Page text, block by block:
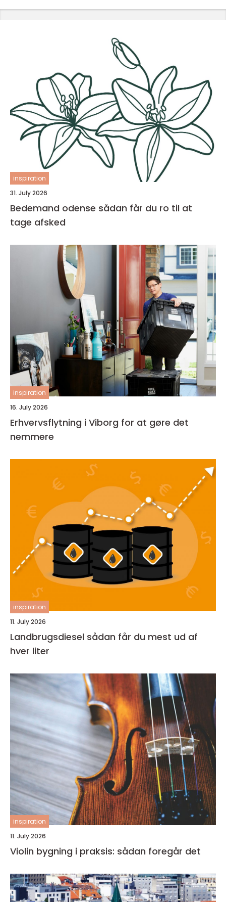
inspiration
31. July 2026
Bedemand odense sådan får du ro til at
tage afsked
inspiration
16. July 2026
Erhvervsflytning i Viborg for at gøre det
nemmere
inspiration
11. July 2026
Landbrugsdiesel sådan får du mest ud af
hver liter
inspiration
11. July 2026
Violin bygning i praksis: sådan foregår det